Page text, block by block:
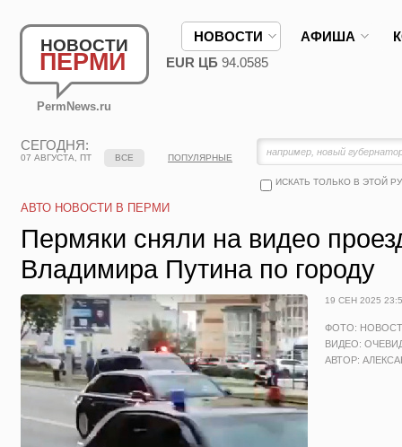
НОВОСТИ
ПЕРМИ
PermNews.ru
НОВОСТИ АФИША
EUR ЦБ 94.0585
СЕГОДНЯ:
07 АВГУСТА, ПТ
ИСКАТЬ ТОЛЬКО В ЭТОЙ
ВСЕ ПОПУЛЯРНЫЕ
АВТО НОВОСТИ В ПЕРМИ
Пермяки сняли на видео
Владимира Путина по городу
19 СЕН 2025
ФОТО:
ВИДЕО:
АВТОР: